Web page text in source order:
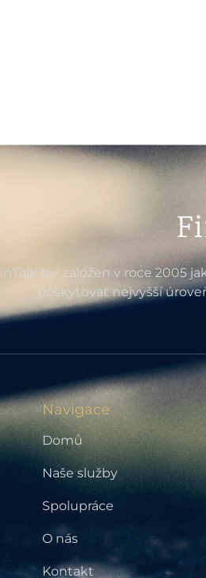
byl založen v roce 2005
poskytovat nejvyšší
Navigace
Domů
Naše služby
Spolupráce
O nás
Kontakt